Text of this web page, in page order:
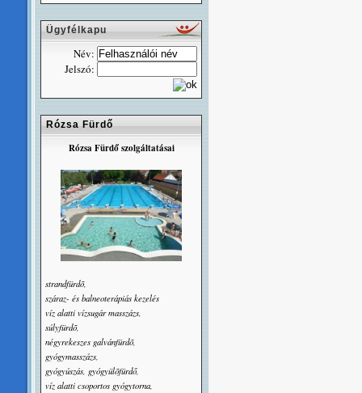
Ügyfélkapu
Név:
Jelszó:
Rózsa Fürdő
Rózsa Fürdő szolgáltatásai
strandfürdõ,
száraz- és balneoterápiás kezelés
víz alatti vízsugár masszázs,
súlyfürdõ,
négyrekeszes galvánfürdõ,
gyógymasszázs,
gyógyúszás, gyógyülõfürdő,
víz alatti csoportos gyógytorna,